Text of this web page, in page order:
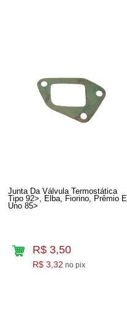
Junta Da Válvula Termostática
Tipo 92>, Elba, Fiorino, Prêmio E
Uno 85>
R$ 3,50
R$ 3,32 no pix